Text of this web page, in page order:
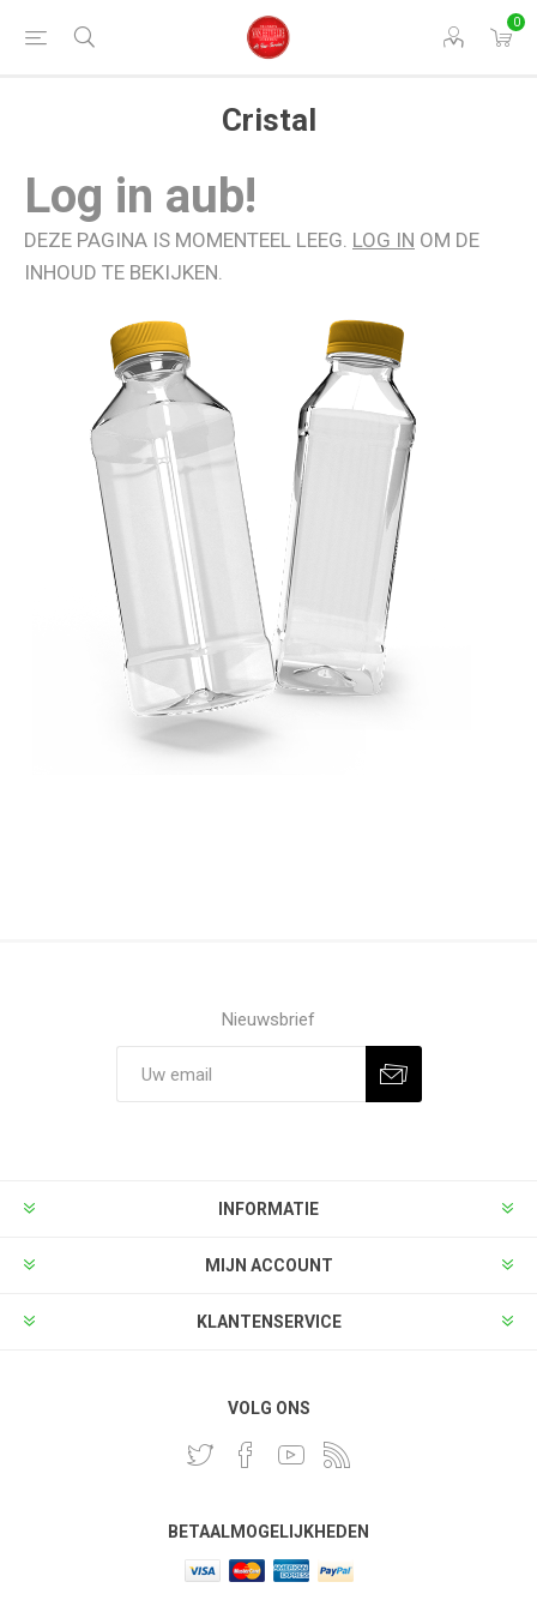
0
Cristal
Log in aub!
DEZE PAGINA IS MOMENTEEL LEEG. LOG IN OM DE
INHOUD TE BEKIJKEN.
Nieuwsbrief
INFORMATIE
MIJN ACCOUNT
KLANTENSERVICE
VOLG ONS
BETAALMOGELIJKHEDEN